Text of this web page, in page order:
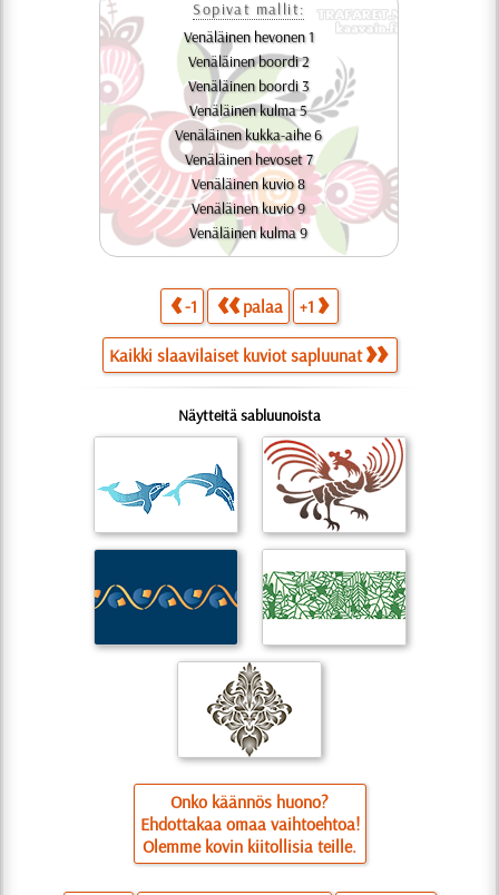
Sopivat mallit:
Venäläinen hevonen 1
Venäläinen boordi 2
Venäläinen boordi 3
Venäläinen kulma 5
Venäläinen kukka-aihe 6
Venäläinen hevoset 7
Venäläinen kuvio 8
Venäläinen kuvio 9
Venäläinen kulma 9
-1 palaa +1
Kaikki slaavilaiset kuviot sapluunat
Näytteitä sabluunoista
Onko käännös huono?
Ehdottakaa omaa vaihtoehtoa!
Olemme kovin kiitollisia teille.